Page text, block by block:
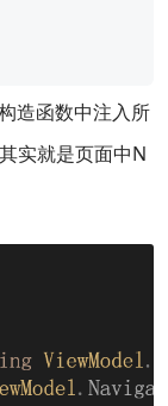
造函数中注入所
实就是页面中N